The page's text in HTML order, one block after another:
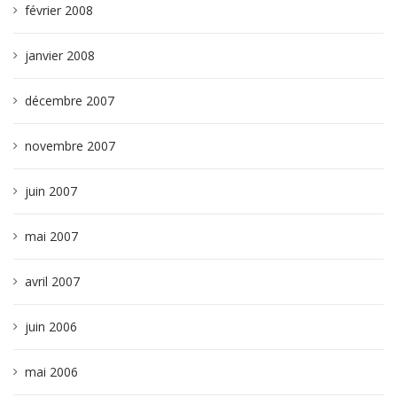
février 2008
janvier 2008
décembre 2007
novembre 2007
juin 2007
mai 2007
avril 2007
juin 2006
mai 2006